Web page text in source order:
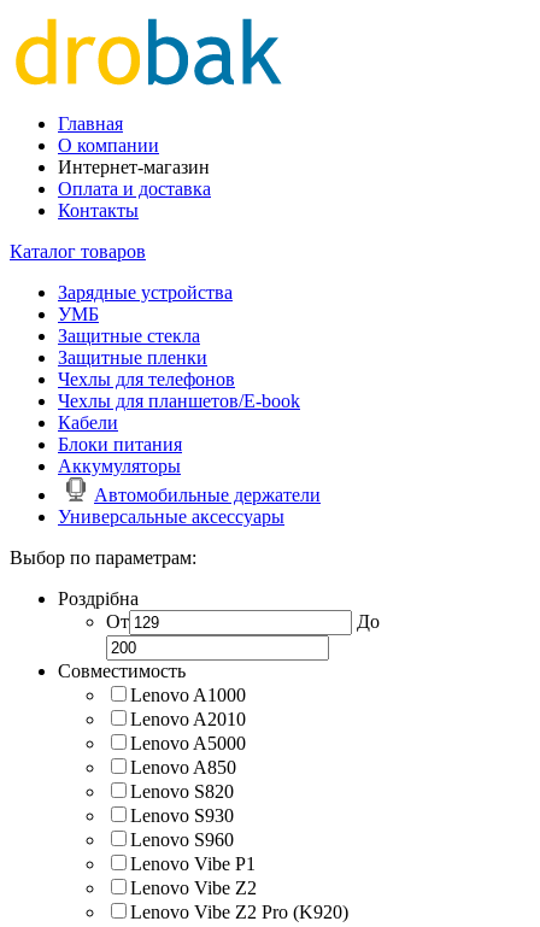
Главная
О компании
Интернет-магазин
Оплата и доставка
Контакты
Каталог товаров
Зарядные устройства
УМБ
Защитные стекла
Защитные пленки
Чехлы для телефонов
Чехлы для планшетов/E-book
Кабели
Блоки питания
Аккумуляторы
Автомобильные держатели
Универсальные аксессуары
Выбор по параметрам:
Роздрібна
От
До
Совместимость
Lenovo A1000
Lenovo A2010
Lenovo A5000
Lenovo A850
Lenovo S820
Lenovo S930
Lenovo S960
Lenovo Vibe P1
Lenovo Vibe Z2
Lenovo Vibe Z2 Pro (K920)